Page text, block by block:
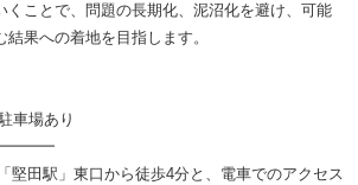
くことで、問題の長期化、泥沼化を避け、可能
果への着地を目指します。
車場あり
堅田駅」東口から徒歩4分と、電車でのアクセス